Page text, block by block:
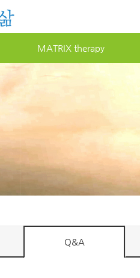
MATRIXtherapy
Q&A